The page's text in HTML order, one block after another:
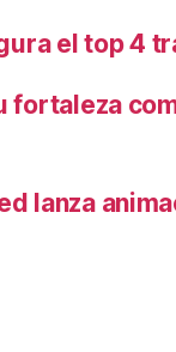
el top 4
fortaleza
lanza